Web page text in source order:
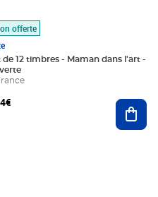
offerte
de 12 timbres - Maman dans l'art -